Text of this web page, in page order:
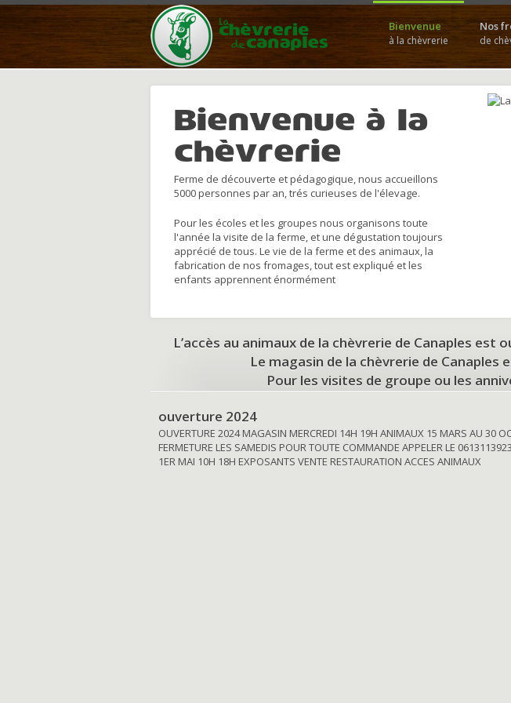
Bienvenue
à la chèvrerie
Nos
de
Bienvenue à la
chèvrerie
Ferme de découverte et pédagogique, nous accueillons
5000 personnes par an, trés curieuses de l'élevage.
Pour les écoles et les groupes nous organisons toute
l'année la visite de la ferme, et une dégustation toujours
apprécié de tous. Le vie de la ferme et des animaux, la
fabrication de nos fromages, tout est expliqué et les
enfants apprennent énormément
L’accès au animaux de la chèvrerie de Canaples est
Le magasin de la chèvrerie de Canaples
Pour les visites de groupe ou les
ouverture 2024
OUVERTURE 2024 MAGASIN MERCREDI 14H 19H ANIMAUX 15 MARS AU 30
FERMETURE LES SAMEDIS POUR TOUTE COMMANDE APPELER LE
1ER MAI 10H 18H EXPOSANTS VENTE RESTAURATION ACCES ANIMAUX